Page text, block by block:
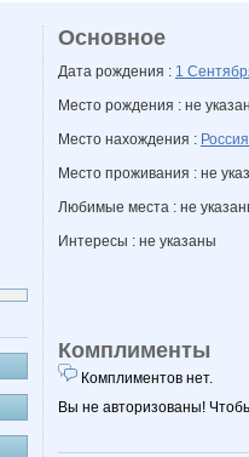
Основное
Дата рождения : 1
Место рождения : не
Место нахождения : Россия
Место проживания : не
Любимые места : не
Интересы : не указаны
Комплименты
Комплиментов нет.
Вы не авторизованы!